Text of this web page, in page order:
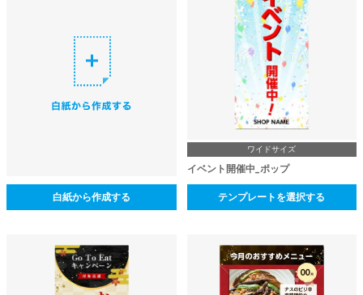
白紙から作成する
ワイドサイズ
イベント開催中_ポップ
テンプレートを選択する